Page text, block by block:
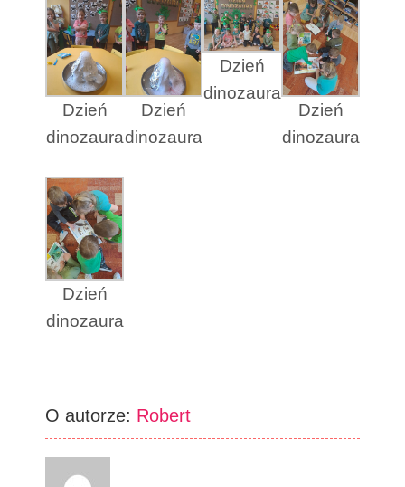
Dzień
dinozaura
Dzień
dinozaura
Dzień
dinozaura
Dzień
dinozaura
Dzień
dinozaura
O autorze: Robert